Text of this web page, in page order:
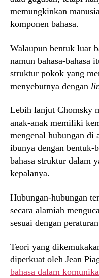
memungkinkan
komponen bahasa.
Walaupun bentuk luar
namun bahasa-bahasa
struktur pokok yang
menyebutnya dengan
Lebih lanjut Chomsky
anak-anak memiliki
mengenal hubungan di
ibunya dengan bentuk-
bahasa struktur dalam
kepalanya.
Hubungan-hubungan
secara alamiah
sesuai dengan
Teori yang
diperkuat oleh Jean
bahasa dalam